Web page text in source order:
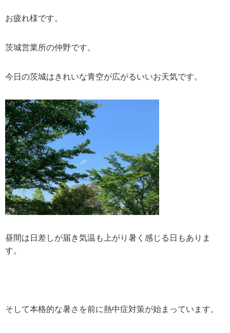
お疲れ様です。
茨城営業所の仲野です。
今日の茨城はきれいな青空が広がるいいお天気です。
昼間は日差しが届き気温も上がり暑く感じる日もありま
す。
そして本格的な暑さを前に熱中症対策が始まっています。